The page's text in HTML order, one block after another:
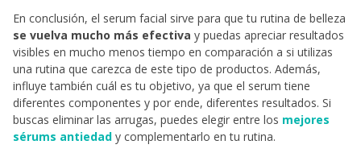
En conclusión, el serum facial sirve para que tu rutina de belleza
se vuelva mucho más efectiva y puedas apreciar resultados
visibles en mucho menos tiempo en comparación a si utilizas
una rutina que carezca de este tipo de productos. Además,
influye también cuál es tu objetivo, ya que el serum tiene
diferentes componentes y por ende, diferentes resultados. Si
buscas eliminar las arrugas, puedes elegir entre los mejores
sérums antiedad y complementarlo en tu rutina.